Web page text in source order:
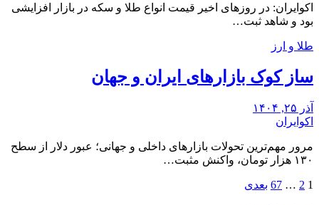
اکوایران: در روزهای اخیر قیمت انواع طلا و سکه در بازار افزایشی
بود و شاهد ثبت…
طلا و ارز
ساز کوک بازارهای ایران و جهان
آذر ۲۵, ۱۴۰۴
اکوایران
مرور مهم‌ترین تحولات بازارهای داخلی و جهانی؛ عبور دلار از سطح
۱۳۰ هزار تومان، واکنش مثبت…
صفحه‌بندی
1
2
…
67 بعدی